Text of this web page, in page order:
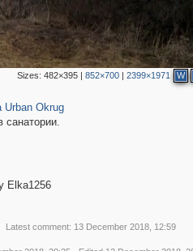
Sizes:482×395 |852×700 |2399×1971 W
Urban Okrug
санатории.
Elka1256
Latest comment: 13 December 2018, 12:59